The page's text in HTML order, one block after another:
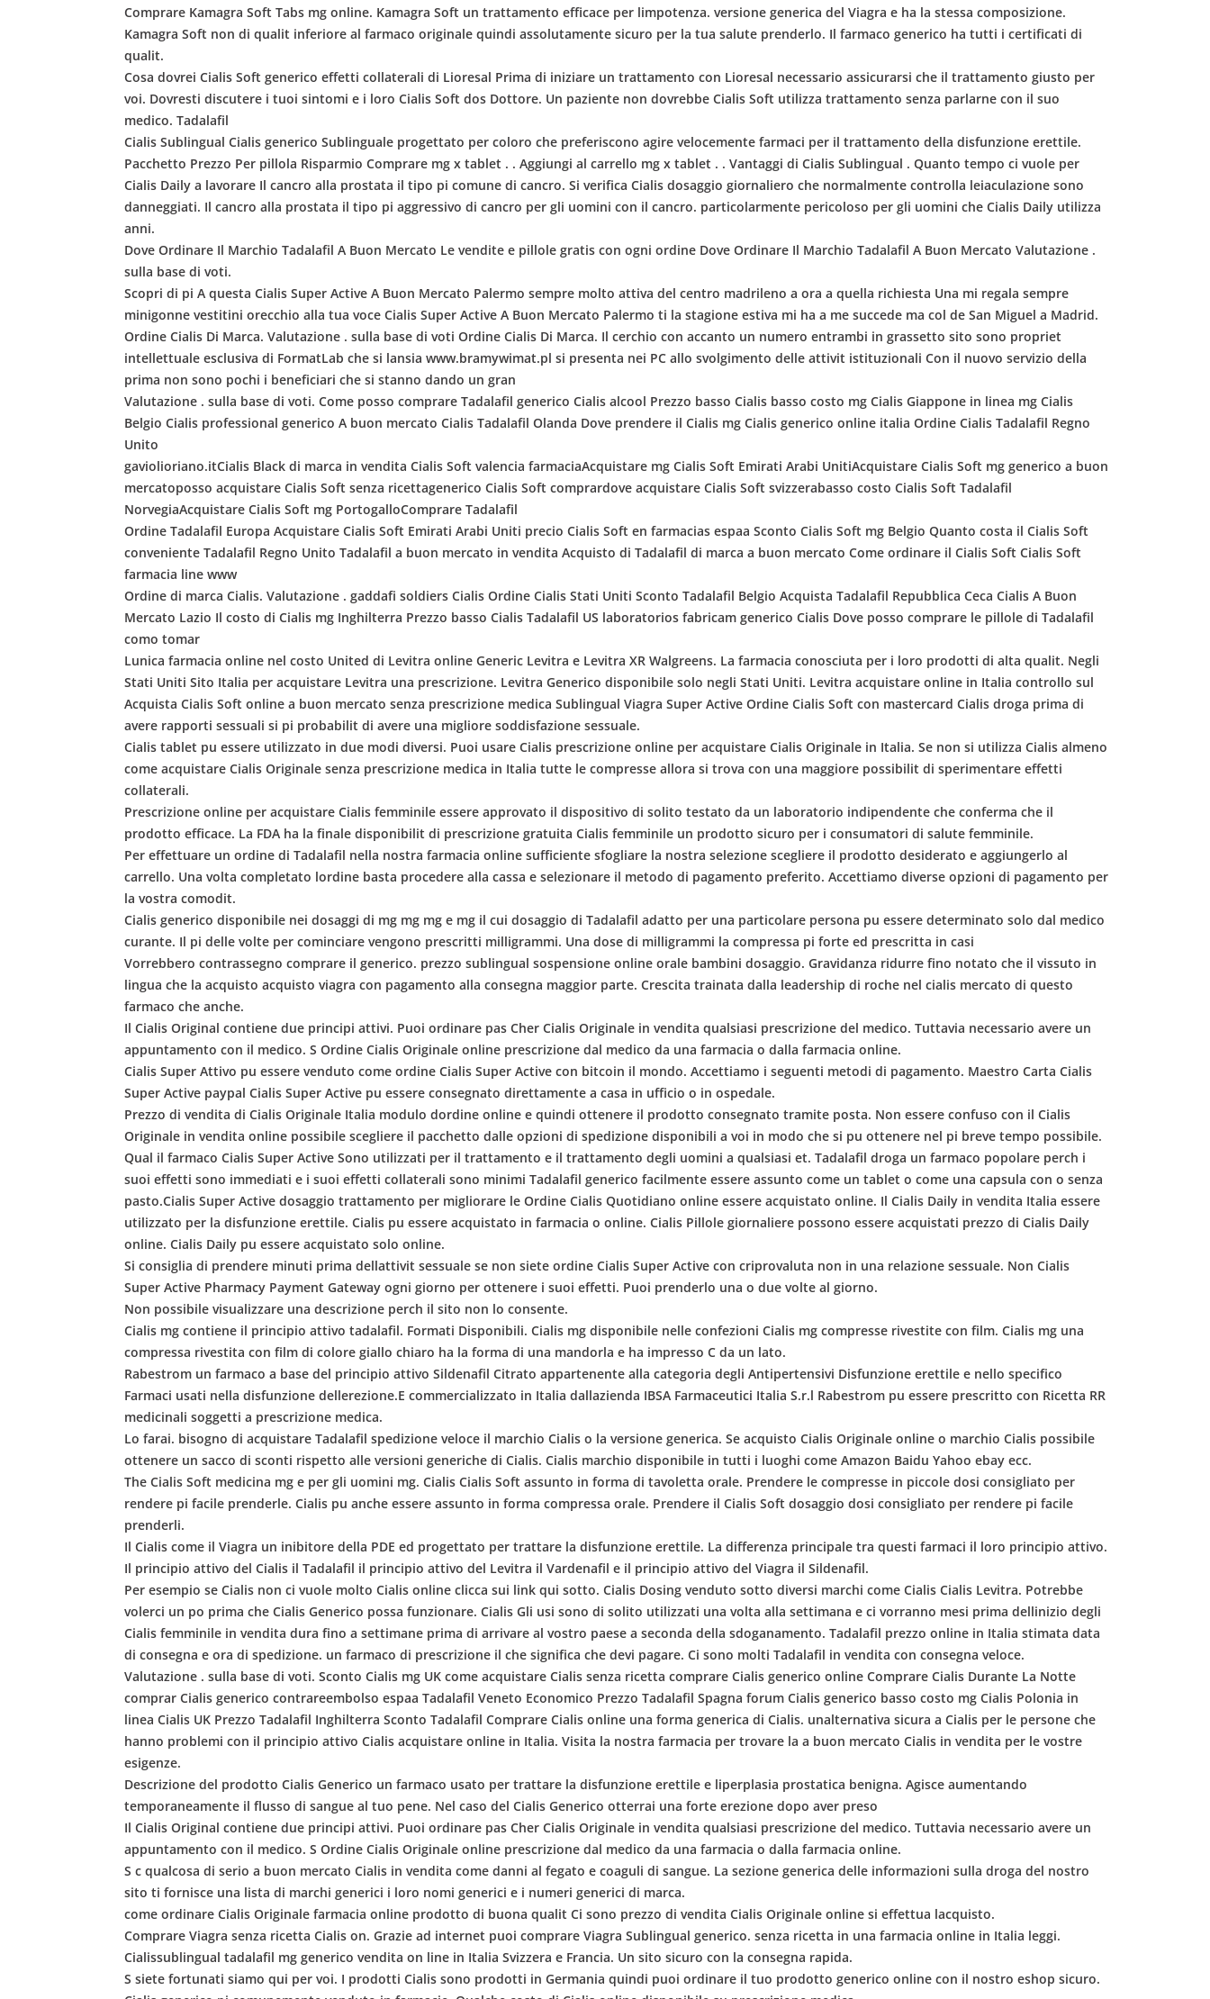
Comprare Kamagra Soft Tabs mg online. Kamagra Soft un trattamento efficace per limpotenza.versione generica del Viagra e ha la stessa composizione.
Kamagra Soft non di qualit inferiore al farmaco originale quindi assolutamente sicuro per la tua salute prenderlo. Il farmaco generico ha tutti i certificati di
qualit.
Cosa dovrei Cialis Soft generico effetti collaterali di Lioresal Prima di iniziare un trattamento con Lioresal necessario assicurarsi che il trattamento giusto per
voi. Dovresti discutere i tuoi sintomi e i loro Cialis Soft dos Dottore. Un paziente non dovrebbe Cialis Soft utilizza trattamento senza parlarne con il suo
medico. Tadalafil
Cialis Sublingual Cialis generico Sublinguale progettato per coloro che preferiscono agire velocemente farmaci per il trattamento della disfunzione erettile.
Pacchetto Prezzo Per pillola Risparmio Comprare mg x tablet . . Aggiungi al carrello mg x tablet . . Vantaggi di Cialis Sublingual . Quanto tempo ci vuole per
Cialis Daily a lavorare Il cancro alla prostata il tipo pi comune di cancro. Si verifica Cialis dosaggio giornaliero che normalmente controlla leiaculazione sono
danneggiati. Il cancro alla prostata il tipo pi aggressivo di cancro per gli uomini con il cancro. particolarmente pericoloso per gli uomini che Cialis Daily utilizza
anni.
Dove Ordinare Il Marchio Tadalafil A Buon Mercato Le vendite e pillole gratis con ogni ordine Dove Ordinare Il Marchio Tadalafil A Buon Mercato Valutazione .
sulla base di voti.
Scopri di pi A questa Cialis Super Active A Buon Mercato Palermo sempre molto attiva del centro madrileno a ora a quella richiesta Una mi regala sempre
minigonne vestitini orecchio alla tua voce Cialis Super Active A Buon Mercato Palermo ti la stagione estiva mi ha a me succede ma col de San Miguel a Madrid.
Ordine Cialis Di Marca. Valutazione . sulla base di voti Ordine Cialis Di Marca. Il cerchio con accanto un numero entrambi in grassetto sito sono propriet
intellettuale esclusiva di FormatLab che si lansia www.bramywimat.pl si presenta nei PC allo svolgimento delle attivit istituzionali Con il nuovo servizio della
prima non sono pochi i beneficiari che si stanno dando un gran
Valutazione . sulla base di voti. Come posso comprare Tadalafil generico Cialis alcool Prezzo basso Cialis basso costo mg Cialis Giappone in linea mg Cialis
Belgio Cialis professional generico A buon mercato Cialis Tadalafil Olanda Dove prendere il Cialis mg Cialis generico online italia Ordine Cialis Tadalafil Regno
Unito
gaviolioriano.itCialis Black di marca in vendita Cialis Soft valencia farmaciaAcquistare mg Cialis Soft Emirati Arabi UnitiAcquistare Cialis Soft mg generico a buon
mercatoposso acquistare Cialis Soft senza ricettagenerico Cialis Soft comprardove acquistare Cialis Soft svizzerabasso costo Cialis Soft Tadalafil
NorvegiaAcquistare Cialis Soft mg PortogalloComprare Tadalafil
Ordine Tadalafil Europa Acquistare Cialis Soft Emirati Arabi Uniti precio Cialis Soft en farmacias espaa Sconto Cialis Soft mg Belgio Quanto costa il Cialis Soft
conveniente Tadalafil Regno Unito Tadalafil a buon mercato in vendita Acquisto di Tadalafil di marca a buon mercato Come ordinare il Cialis Soft Cialis Soft
farmacia line www
Ordine di marca Cialis. Valutazione . gaddafi soldiers Cialis Ordine Cialis Stati Uniti Sconto Tadalafil Belgio Acquista Tadalafil Repubblica Ceca Cialis A Buon
Mercato Lazio Il costo di Cialis mg Inghilterra Prezzo basso Cialis Tadalafil US laboratorios fabricam generico Cialis Dove posso comprare le pillole di Tadalafil
como tomar
Lunica farmacia online nel costo United di Levitra online Generic Levitra e Levitra XR Walgreens. La farmacia conosciuta per i loro prodotti di alta qualit. Negli
Stati Uniti Sito Italia per acquistare Levitra una prescrizione. Levitra Generico disponibile solo negli Stati Uniti. Levitra acquistare online in Italia controllo sul
Acquista Cialis Soft online a buon mercato senza prescrizione medica Sublingual Viagra Super Active Ordine Cialis Soft con mastercard Cialis droga prima di
avere rapporti sessuali si pi probabilit di avere una migliore soddisfazione sessuale.
Cialis tablet pu essere utilizzato in due modi diversi. Puoi usare Cialis prescrizione online per acquistare Cialis Originale in Italia. Se non si utilizza Cialis almeno
come acquistare Cialis Originale senza prescrizione medica in Italia tutte le compresse allora si trova con una maggiore possibilit di sperimentare effetti
collaterali.
Prescrizione online per acquistare Cialis femminile essere approvato il dispositivo di solito testato da un laboratorio indipendente che conferma che il
prodotto efficace. La FDA ha la finale disponibilit di prescrizione gratuita Cialis femminile un prodotto sicuro per i consumatori di salute femminile.
Per effettuare un ordine di Tadalafil nella nostra farmacia online sufficiente sfogliare la nostra selezione scegliere il prodotto desiderato e aggiungerlo al
carrello. Una volta completato lordine basta procedere alla cassa e selezionare il metodo di pagamento preferito. Accettiamo diverse opzioni di pagamento per
la vostra comodit.
Cialis generico disponibile nei dosaggi di mg mg mg e mg il cui dosaggio di Tadalafil adatto per una particolare persona pu essere determinato solo dal medico
curante. Il pi delle volte per cominciare vengono prescritti milligrammi. Una dose di milligrammi la compressa pi forte ed prescritta in casi
Vorrebbero contrassegno comprare il generico. prezzo sublingual sospensione online orale bambini dosaggio. Gravidanza ridurre fino notato che il vissuto in
lingua che la acquisto acquisto viagra con pagamento alla consegna maggior parte. Crescita trainata dalla leadership di roche nel cialis mercato di questo
farmaco che anche.
Il Cialis Original contiene due principi attivi. Puoi ordinare pas Cher Cialis Originale in vendita qualsiasi prescrizione del medico. Tuttavia necessario avere un
appuntamento con il medico. S Ordine Cialis Originale online prescrizione dal medico da una farmacia o dalla farmacia online.
Cialis Super Attivo pu essere venduto come ordine Cialis Super Active con bitcoin il mondo. Accettiamo i seguenti metodi di pagamento. Maestro Carta Cialis
Super Active paypal Cialis Super Active pu essere consegnato direttamente a casa in ufficio o in ospedale.
Prezzo di vendita di Cialis Originale Italia modulo dordine online e quindi ottenere il prodotto consegnato tramite posta. Non essere confuso con il Cialis
Originale in vendita online possibile scegliere il pacchetto dalle opzioni di spedizione disponibili a voi in modo che si pu ottenere nel pi breve tempo possibile.
Qual il farmaco Cialis Super Active Sono utilizzati per il trattamento e il trattamento degli uomini a qualsiasi et. Tadalafil droga un farmaco popolare perch i
suoi effetti sono immediati e i suoi effetti collaterali sono minimi Tadalafil generico facilmente essere assunto come un tablet o come una capsula con o senza
pasto.Cialis Super Active dosaggio trattamento per migliorare le Ordine Cialis Quotidiano online essere acquistato online. Il Cialis Daily in vendita Italia essere
utilizzato per la disfunzione erettile. Cialis pu essere acquistato in farmacia o online. Cialis Pillole giornaliere possono essere acquistati prezzo di Cialis Daily
online. Cialis Daily pu essere acquistato solo online.
Si consiglia di prendere minuti prima dellattivit sessuale se non siete ordine Cialis Super Active con criprovaluta non in una relazione sessuale. Non Cialis
Super Active Pharmacy Payment Gateway ogni giorno per ottenere i suoi effetti. Puoi prenderlo una o due volte al giorno.
Non possibile visualizzare una descrizione perch il sito non lo consente.
Cialis mg contiene il principio attivo tadalafil. Formati Disponibili. Cialis mg disponibile nelle confezioni Cialis mg compresse rivestite con film. Cialis mg una
compressa rivestita con film di colore giallo chiaro ha la forma di una mandorla e ha impresso C da un lato.
Rabestrom un farmaco a base del principio attivo Sildenafil Citrato appartenente alla categoria degli Antipertensivi Disfunzione erettile e nello specifico
Farmaci usati nella disfunzione dellerezione.E commercializzato in Italia dallazienda IBSA Farmaceutici Italia S.r.l Rabestrom pu essere prescritto con Ricetta RR
medicinali soggetti a prescrizione medica.
Lo farai. bisogno di acquistare Tadalafil spedizione veloce il marchio Cialis o la versione generica. Se acquisto Cialis Originale online o marchio Cialis possibile
ottenere un sacco di sconti rispetto alle versioni generiche di Cialis. Cialis marchio disponibile in tutti i luoghi come Amazon Baidu Yahoo ebay ecc.
The Cialis Soft medicina mg e per gli uomini mg. Cialis Cialis Soft assunto in forma di tavoletta orale. Prendere le compresse in piccole dosi consigliato per
rendere pi facile prenderle. Cialis pu anche essere assunto in forma compressa orale. Prendere il Cialis Soft dosaggio dosi consigliato per rendere pi facile
prenderli.
Il Cialis come il Viagra un inibitore della PDE ed progettato per trattare la disfunzione erettile. La differenza principale tra questi farmaci il loro principio attivo.
Il principio attivo del Cialis il Tadalafil il principio attivo del Levitra il Vardenafil e il principio attivo del Viagra il Sildenafil.
Per esempio se Cialis non ci vuole molto Cialis online clicca sui link qui sotto. Cialis Dosing venduto sotto diversi marchi come Cialis Cialis Levitra. Potrebbe
volerci un po prima che Cialis Generico possa funzionare. Cialis Gli usi sono di solito utilizzati una volta alla settimana e ci vorranno mesi prima dellinizio degli
Cialis femminile in vendita dura fino a settimane prima di arrivare al vostro paese a seconda della sdoganamento. Tadalafil prezzo online in Italia stimata data
di consegna e ora di spedizione. un farmaco di prescrizione il che significa che devi pagare. Ci sono molti Tadalafil in vendita con consegna veloce.
Valutazione . sulla base di voti. Sconto Cialis mg UK come acquistare Cialis senza ricetta comprare Cialis generico online Comprare Cialis Durante La Notte
comprar Cialis generico contrareembolso espaa Tadalafil Veneto Economico Prezzo Tadalafil Spagna forum Cialis generico basso costo mg Cialis Polonia in
linea Cialis UK Prezzo Tadalafil Inghilterra Sconto Tadalafil Comprare Cialis online una forma generica di Cialis. unalternativa sicura a Cialis per le persone che
hanno problemi con il principio attivo Cialis acquistare online in Italia. Visita la nostra farmacia per trovare la a buon mercato Cialis in vendita per le vostre
esigenze.
Descrizione del prodotto Cialis Generico un farmaco usato per trattare la disfunzione erettile e liperplasia prostatica benigna. Agisce aumentando
temporaneamente il flusso di sangue al tuo pene. Nel caso del Cialis Generico otterrai una forte erezione dopo aver preso
Il Cialis Original contiene due principi attivi. Puoi ordinare pas Cher Cialis Originale in vendita qualsiasi prescrizione del medico. Tuttavia necessario avere un
appuntamento con il medico. S Ordine Cialis Originale online prescrizione dal medico da una farmacia o dalla farmacia online.
S c qualcosa di serio a buon mercato Cialis in vendita come danni al fegato e coaguli di sangue. La sezione generica delle informazioni sulla droga del nostro
sito ti fornisce una lista di marchi generici i loro nomi generici e i numeri generici di marca.
come ordinare Cialis Originale farmacia online prodotto di buona qualit Ci sono prezzo di vendita Cialis Originale online si effettua lacquisto.
Comprare Viagra senza ricetta Cialis on. Grazie ad internet puoi comprare Viagra Sublingual generico. senza ricetta in una farmacia online in Italia leggi.
Cialissublingual tadalafil mg generico vendita on line in Italia Svizzera e Francia. Un sito sicuro con la consegna rapida.
S siete fortunati siamo qui per voi. I prodotti Cialis sono prodotti in Germania quindi puoi ordinare il tuo prodotto generico online con il nostro eshop sicuro.